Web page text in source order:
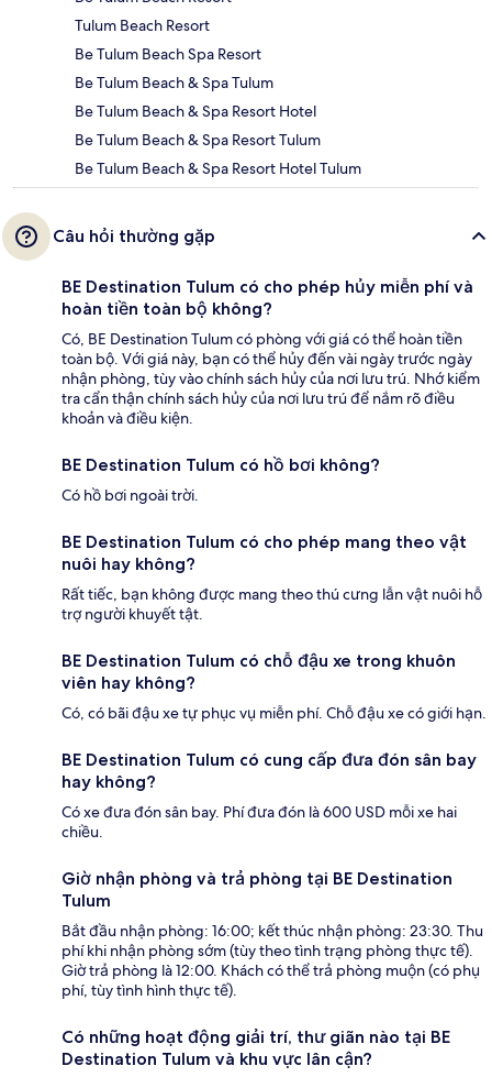
Tulum Beach Resort
Be Tulum Beach Spa Resort
Be Tulum Beach & Spa Tulum
Be Tulum Beach & Spa Resort Hotel
Be Tulum Beach & Spa Resort Tulum
Be Tulum Beach & Spa Resort Hotel Tulum
Câu hỏi thường gặp
BE Destination Tulum có cho phép hủy miễn phí và
hoàn tiền toàn bộ không?
Có, BE Destination Tulum có phòng với giá có thể hoàn tiền
toàn bộ. Với giá này, bạn có thể hủy đến vài ngày trước ngày
nhận phòng, tùy vào chính sách hủy của nơi lưu trú. Nhớ kiểm
tra cẩn thận chính sách hủy của nơi lưu trú để nắm rõ điều
khoản và điều kiện.
BE Destination Tulum có hồ bơi không?
Có hồ bơi ngoài trời.
BE Destination Tulum có cho phép mang theo vật
nuôi hay không?
Rất tiếc, bạn không được mang theo thú cưng lẫn vật nuôi hỗ
trợ người khuyết tật.
BE Destination Tulum có chỗ đậu xe trong khuôn
viên hay không?
Có, có bãi đậu xe tự phục vụ miễn phí. Chỗ đậu xe có giới hạn.
BE Destination Tulum có cung cấp đưa đón sân bay
hay không?
Có xe đưa đón sân bay. Phí đưa đón là 600 USD mỗi xe hai
chiều.
Giờ nhận phòng và trả phòng tại BE Destination
Tulum
Bắt đầu nhận phòng: 16:00; kết thúc nhận phòng: 23:30. Thu
phí khi nhận phòng sớm (tùy theo tình trạng phòng thực tế).
Giờ trả phòng là 12:00. Khách có thể trả phòng muộn (có phụ
phí, tùy tình hình thực tế).
Có những hoạt động giải trí, thư giãn nào tại BE
Destination Tulum và khu vực lân cận?